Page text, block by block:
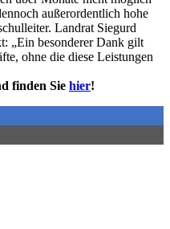
außerordentlich hohe
Landrat Siegurd
„Ein besonderer Dank gilt
ohne die diese Leistungen
finden Sie hier!